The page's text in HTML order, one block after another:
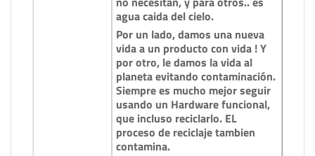
agua caida del cielo.
Por un lado, damos una nueva
vida a un producto con vida ! Y
por otro, le damos la vida al
planeta evitando contaminación.
Siempre es mucho mejor seguir
usando un Hardware funcional,
que incluso reciclarlo. EL
proceso de reciclaje tambien
contamina.